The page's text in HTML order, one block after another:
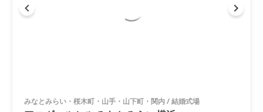
みなとみらい・桜木町・山手・山下町・関内/結婚式場